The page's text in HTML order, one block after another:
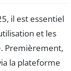
il est essentiel
et les
Premièrement,
la plateforme